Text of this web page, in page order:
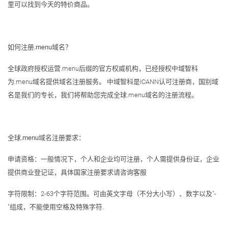
里可以找到今天的特价商品。
如何注册.menu域名？
全球政府授权运营.menu后缀的官方权威机构，已经授权中域智科
为.menu域名提供域名注册服务。 中域智科是ICANN认可注册商，国别域
名是我们的专长，我们将帮助您完成全球.menu域名的注册流程。
全球.menu域名注册要求：
申请资格：一般情况下，个人和企业均可注册，个人需提供身份证，企业
提供商业登记证，具体国家注册要求请咨询客服
字符限制：2-63个字符范围。可由英文字母（不分大小写）、数字以及"-
"组成，不能使用空格及特殊字符.